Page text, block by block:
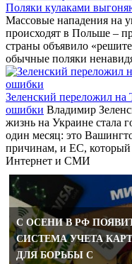
Поляки кулаками
Массовые нападения на
происходят в Польше –
страны объявило
обычные поляки
Зеленский переложил на
ошибки Владимир
жизнь на Украине стала
один месяц: это
причинам, и ЕС,
Интернет и СМИ
С ОСЕНИ В РФ
СИСТЕМА УЧЕТА КАРТ
ДЛЯ БОРЬБЫ С